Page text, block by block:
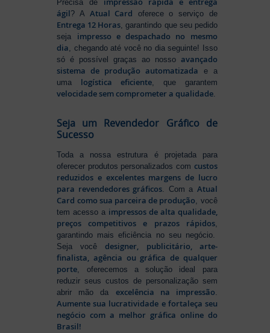
Precisa de
ágil? A Atual Card oferece o serviço de
Entrega 12 Horas, garantindo que seu pedido
seja impresso e despachado no mesmo
dia, chegando até você no dia seguinte! Isso
só é possível graças ao nosso avançado
sistema de produção automatizada e a
uma logística eficiente, que garantem
velocidade sem comprometer a qualidade.
Seja um Revendedor Gráfico de
Sucesso
Toda a nossa estrutura é projetada para
oferecer produtos personalizados com custos
reduzidos e excelentes margens de lucro
para revendedores gráficos. Com a Atual
Card como sua parceira de produção, você
tem acesso a impressos de alta qualidade,
preços competitivos e prazos rápidos,
garantindo mais eficiência no seu negócio.
Seja vocêdesigner, publicitário, arte-
finalista, agência ou gráfica de qualquer
porte, oferecemos a solução ideal para
reduzir seus custos de personalização sem
abrir mão da excelência na impressão.
Aumente sua lucratividade e fortaleça seu
negócio com a melhor gráfica online do
Brasil!